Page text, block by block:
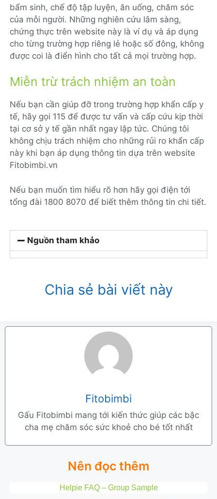
bẩm sinh, chế độ tập luyện, ăn uống, chăm sóc
của mỗi người. Những nghiên cứu lâm sàng,
chứng thực trên website này là ví dụ và áp dụng
cho từng trường hợp riêng lẻ hoặc số đông, không
được coi là điển hình cho tất cả mọi trường hợp.
Miễn trừ trách nhiệm an toàn
Nếu bạn cần giúp đỡ trong trường hợp khẩn cấp y
tế, hãy gọi 115 để được tư vấn và cấp cứu kịp thời
tại cơ sở y tế gần nhất ngay lập tức. Chúng tôi
không chịu trách nhiệm cho những rủi ro khẩn cấp
này khi bạn áp dụng thông tin dựa trên website
Fitobimbi.vn
Nếu bạn muốn tìm hiểu rõ hơn hãy gọi điện tới
tổng đài 1800 8070 để biết thêm thông tin chi tiết.
Nguồn tham khảo
Chia sẻ bài viết này
Fitobimbi
Gấu Fitobimbi mang tới kiến thức giúp các bậc
cha mẹ chăm sóc sức khoẻ cho bé tốt nhất
Nên đọc thêm
Helpie FAQ – Group Sample